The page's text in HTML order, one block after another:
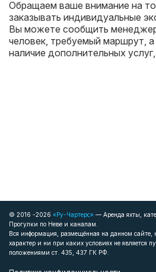
Обращаем ваше внимание на
заказывать индивидуальные
Вы можете сообщить
человек, требуемый маршрут,
наличие дополнительных
© 2016 -2026 «Ру-Чартерс» — Аренда яхты,
Прогулки по Неве и каналам.
Вся информация, размещённая на данном
характер и ни при каких условиях не является
положениями ст. 435, 437 ГК РФ.